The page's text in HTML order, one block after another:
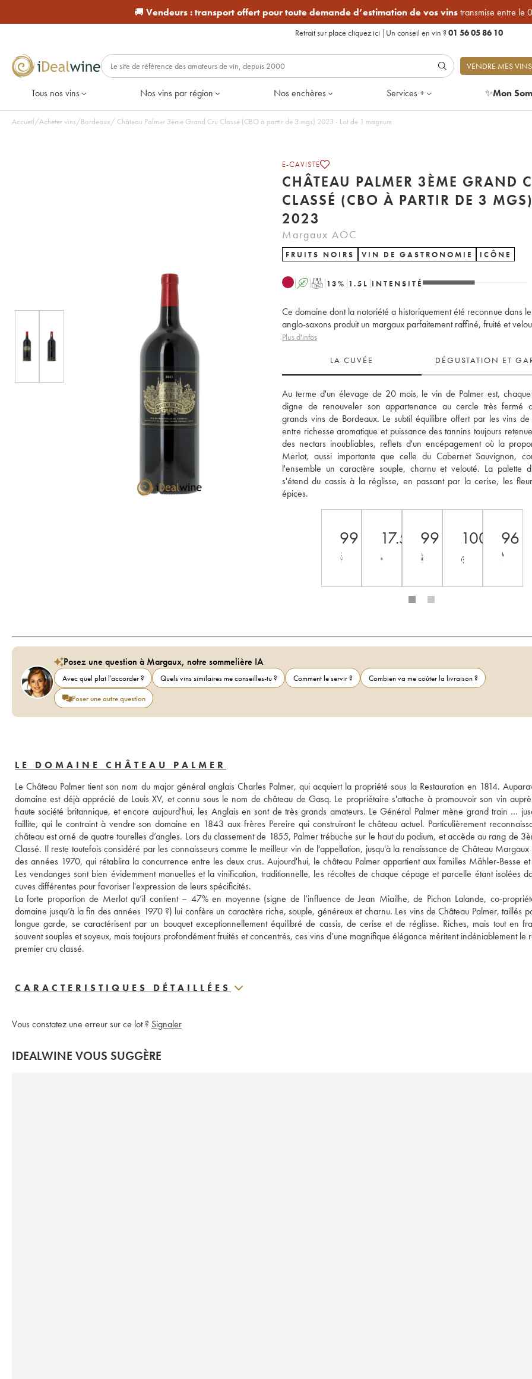
🚚 Vendeurs :transport offert pour toute demande d’estimation de vos vinstransmise entre le
Retrait sur place cliquez ici | Un conseil en vin ?01 56 05 86 10
VENDRE MES VINS
Tous nos vins Nos vins par région Nos enchères Services + ✨Mon
Accueil/Acheter vins/Bordeaux/ Château Palmer 3ème Grand Cru Classé (CBO à partir de 3 mgs) 2023 - Lot de 1 magnum
E-CAVISTE
CHÂTEAU PALMER 3ÈME GRAND
CLASSÉ (CBO À PARTIR DE 3 MGS)
2023
Margaux AOC
FRUITS NOIRS VIN DE GASTRONOMIE ICÔNE
A T 13% 1.5 L INTENSITÉ
Ce domaine dont la notoriété a historiquement été reconnue dans
anglo-saxons produit un margaux parfaitement raffiné, fruité et
Plus d'infos
LA CUVÉE DÉGUSTATION ET
Au terme d'un élevage de 20 mois, le vin de Palmer est,
digne de renouveler son appartenance au cercle très fermé
grands vins de Bordeaux. Le subtil équilibre offert par les vins de
entre richesse aromatique et puissance des tannins toujours
des nectars inoubliables, reflets d'un encépagement où la
Merlot, aussi importante que celle du Cabernet Sauvignon,
l'ensemble un caractère souple, charnu et velouté. La palette
s'étend du cassis à la réglisse, en passant par la cerise, les
épices.
99 17.5 99 100 96
Posez une question à Margaux, notre sommelière IA
Avec quel plat l'accorder ? Quels vins similaires me conseilles-tu ? Comment le servir ?
Combien va me coûter la livraison ?
Poser une autre question
LE DOMAINE CHÂTEAU PALMER
Le Château Palmer tient son nom du major général anglais Charles Palmer, qui acquiert la propriété sous la Restauration en 1814.
domaine est déjà apprécié de Louis XV, et connu sous le nom de château de Gasq. Le propriétaire s'attache à promouvoir son vin
haute société britannique, et encore aujourd'hui, les Anglais en sont de très grands amateurs. Le Général Palmer mène grand train …
faillite, qui le contraint à vendre son domaine en 1843 aux frères Pereire qui construiront le château actuel. Particulièrement
château est orné de quatre tourelles d’angles. Lors du classement de 1855, Palmer trébuche sur le haut du podium, et accède au rang de
Classé. Il reste toutefois considéré par les connaisseurs comme le meilleur vin de l'appellation, jusqu'à la renaissance de Château
des années 1970, qui rétablira la concurrence entre les deux crus. Aujourd'hui, le château Palmer appartient aux familles Mähler-Besse et
Les vendanges sont bien évidemment manuelles et la vinification, traditionnelle, les récoltes de chaque cépage et parcelle étant isolées
cuves différentes pour favoriser l'expression de leurs spécificités.
La forte proportion de Merlot qu’il contient – 47% en moyenne (signe de l’influence de Jean Miailhe, de Pichon Lalande, co-
domaine jusqu’à la fin des années 1970 ?) lui confère un caractère riche, souple, généreux et charnu. Les vins de Château Palmer, taillés
longue garde, se caractérisent par un bouquet exceptionnellement équilibré de cassis, de cerise et de réglisse. Riches, mais tout en
souvent souples et soyeux, mais toujours profondément fruités et concentrés, ces vins d’une magnifique élégance méritent indéniablement le
premier cru classé.
CARACTERISTIQUES DÉTAILLÉES
Vous constatez une erreur sur ce lot ? Signaler
IDEALWINE VOUS SUGGÈRE